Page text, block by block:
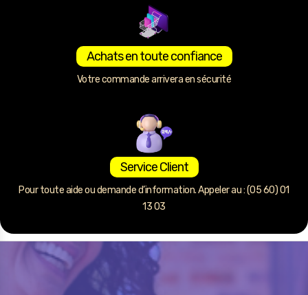
Achats en toute confiance
Votre commande arrivera en sécurité
Service Client
Pour toute aide ou demande d’information. Appeler au : (05 60) 01
13 03